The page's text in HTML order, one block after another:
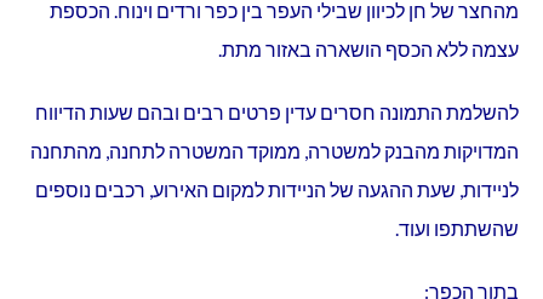
מהחצר של חן לכיוון שבילי העפר בין כפר ורדים וינוח. הכספת
עצמה ללא הכסף הושארה באזור מתת.
להשלמת התמונה חסרים עדין פרטים רבים ובהם שעות הדיווח
המדויקות מהבנק למשטרה, ממוקד המשטרה לתחנה, מהתחנה
לניידות, שעת ההגעה של הניידות למקום האירוע, רכבים נוספים
שהשתתפו ועוד.
בתוך הכפר: